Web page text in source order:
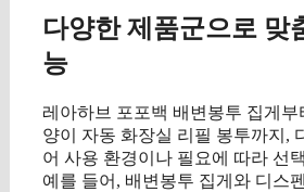
다양한 제품군으로 맞
능
레아하브 포포백 배변봉투 집게부
양이 자동 화장실 리필 봉투까지,
어 사용 환경이나 필요에 따라 선
예를 들어, 배변봉투 집게와 디스